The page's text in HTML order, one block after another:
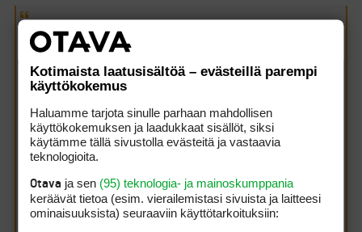
Kotimaista laatusisältöä – evästeillä parempi
käyttökokemus
Haluamme tarjota sinulle parhaan mahdollisen
käyttökokemuksen ja laadukkaat sisällöt, siksi
käytämme tällä sivustolla evästeitä ja vastaavia
teknologioita.
Otava ja sen (95) teknologia- ja mainoskumppania
keräävät tietoa (esim. vierailemis­tasi sivuista ja laitteesi
ominaisuuk­sista) seuraaviin käyttötarkoituksiin:
Rauski kirjoitti: (1.12.2011 22:29:54)
Näköjään tulevan kotikentän yksi kenttä on valittu aika
Viime viikonloppuna käytiin pelaamassa siellä ja
reijityksestä huolimatta greenit olivat aivan loistavat kuin
pienen pompun havaitsevinani kädinä toimiessani, kun en
saanut itselle enää peliaikaa vieraspelaajana.
Suomen paras.
suurin tekijä on ammattitaito ja ylpeys siitä tekemisestä.
Toinen voi olla oikein tehdyt ratkaisut greenien rakenteessa
ja oikeat ruoholajikkeiden valinnat ja hoitotoimenpiteet.